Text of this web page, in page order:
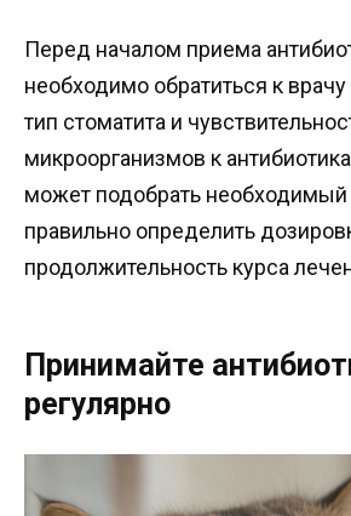
Перед началом приема
необходимо обратиться к
тип стоматита и
микроорганизмов к
может подобрать необходимый
правильно определить
продолжительность курса
Принимайте
регулярно